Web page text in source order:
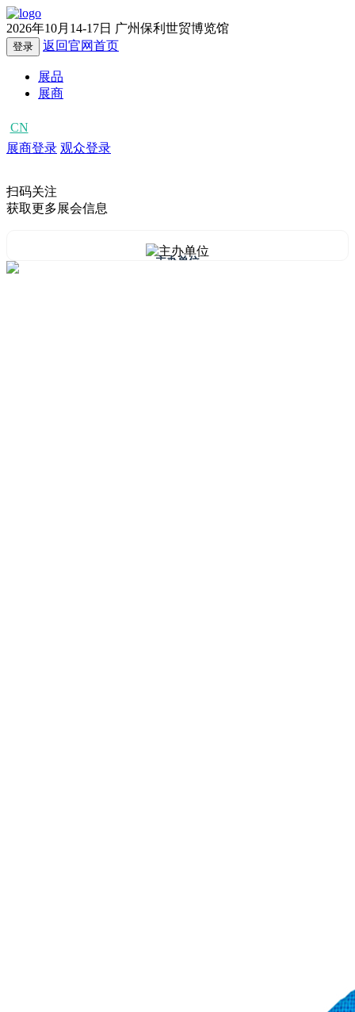
2026年10月14-17日 广州保利世贸博览馆
登录 返回官网首页
展品
展商
CN
展商登录 观众登录
扫码关注
获取更多展会信息
主办单位